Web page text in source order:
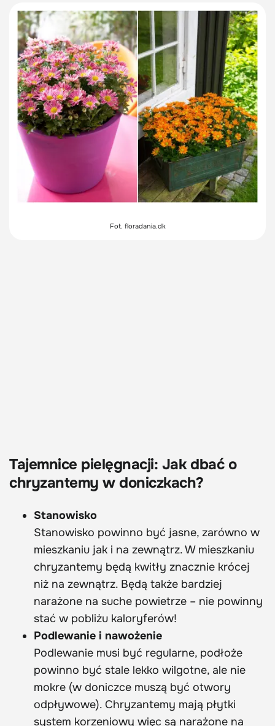
Fot. floradania.dk
Tajemnice pielęgnacji: Jak dbać o
chryzantemy w doniczkach?
Stanowisko
Stanowisko powinno być jasne, zarówno w
mieszkaniu jak i na zewnątrz. W mieszkaniu
chryzantemy będą kwitły znacznie krócej
niż na zewnątrz. Będą także bardziej
narażone na suche powietrze – nie powinny
stać w pobliżu kaloryferów!
Podlewanie i nawożenie
Podlewanie musi być regularne, podłoże
powinno być stale lekko wilgotne, ale nie
mokre (w doniczce muszą być otwory
odpływowe). Chryzantemy mają płytki
system korzeniowy więc są narażone na